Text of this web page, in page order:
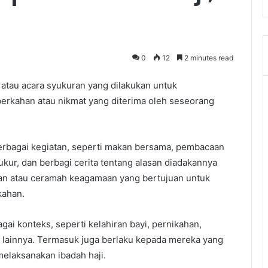
0 12 2 minutes read
acara syukuran yang dilakukan untuk
atau nikmat yang diterima oleh seseorang
kegiatan, seperti makan bersama, pembacaan
dan berbagi cerita tentang alasan diadakannya
atau ceramah keagamaan yang bertujuan untuk
konteks, seperti kelahiran bayi, pernikahan,
Termasuk juga berlaku kepada mereka yang
ibadah haji.